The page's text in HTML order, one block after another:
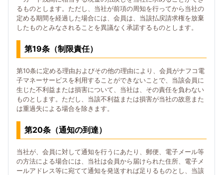
るものとします。ただし、当社が前項の周知を行ってから当社の
定める期間を経過した場合には、会員は、当該払戻請求権を放棄
したものとみなされることを異議なく承諾するものとします。
第19条（制限責任）
第10条に定める理由およびその他の理由により、会員がナフコ電
子マネーサービスを利用することができないことで、当該会員に
生じた不利益または損害について、当社は、その責任を負わない
ものとします。ただし、当該不利益または損害が当社の故意また
は重過失による場合を除きます。
第20条（通知の到達）
当社が、会員に対して通知を行うにあたり、郵便、電子メール等
の方法による場合には、当社は会員から届けられた住所、電子メ
ールアドレス等に宛てて通知を発送すれば足りるものとし、当該